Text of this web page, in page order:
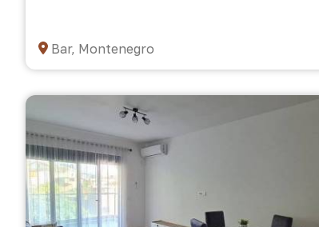
Bar, Montenegro